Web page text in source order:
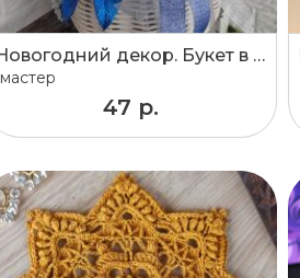
Новогодний декор. Букет в корзине.
мастер
47 р.